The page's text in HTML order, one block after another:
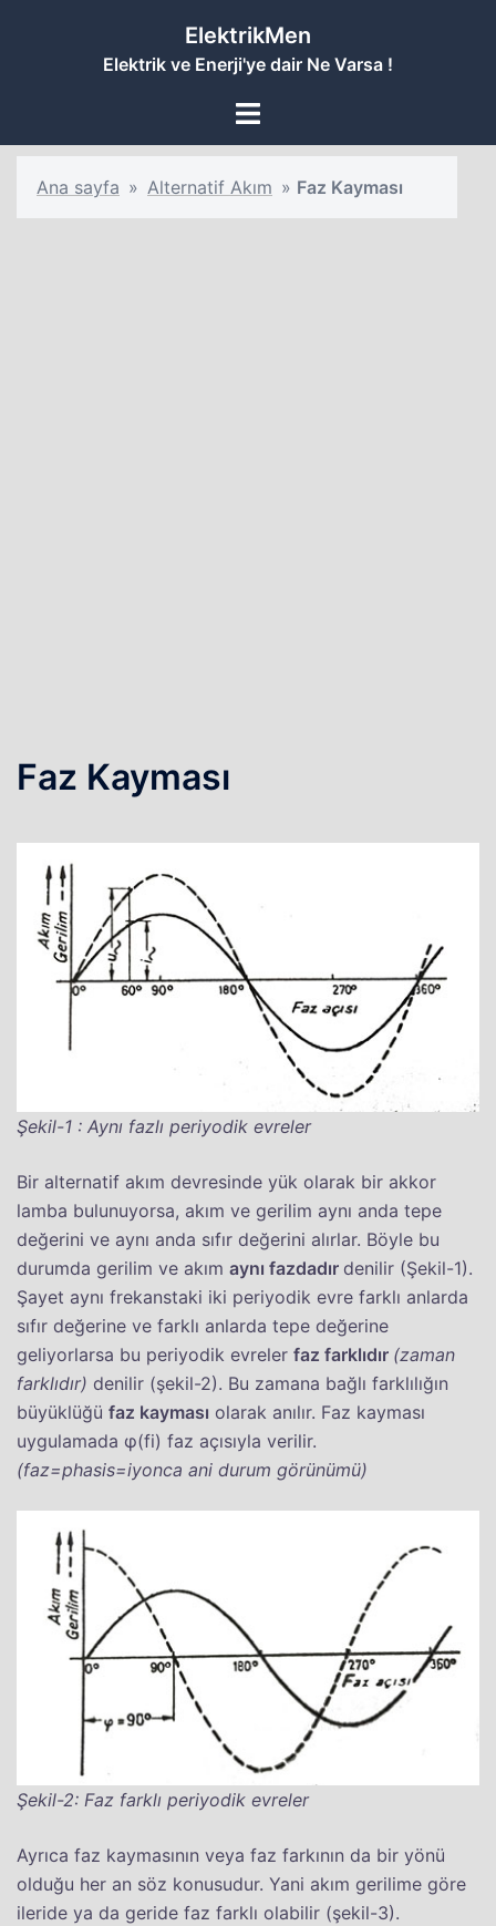
ElektrikMen
Elektrik ve Enerji'ye dair Ne Varsa !
Toggle
Ana sayfa » Alternatif Akım » Faz Kayması
Faz Kayması
Şekil-1 : Aynı fazlı periyodik evreler
Bir alternatif akım devresinde yük olarak bir akkor
lamba bulunuyorsa, akım ve gerilim aynı anda tepe
değerini ve aynı anda sıfır değerini alırlar. Böyle bu
durumda gerilim ve akım aynı fazdadır denilir (Şekil-1).
Şayet aynı frekanstaki iki periyodik evre farklı anlarda
sıfır değerine ve farklı anlarda tepe değerine
geliyorlarsa bu periyodik evreler faz farklıdır (zaman
farklıdır) denilir (şekil-2). Bu zamana bağlı farklılığın
büyüklüğü faz kayması olarak anılır. Faz kayması
uygulamada φ(fi) faz açısıyla verilir.
(faz=phasis=iyonca ani durum görünümü)
Şekil-2: Faz farklı periyodik evreler
Ayrıca faz kaymasının veya faz farkının da bir yönü
olduğu her an söz konusudur. Yani akım gerilime göre
ileride ya da geride faz farklı olabilir (şekil-3).